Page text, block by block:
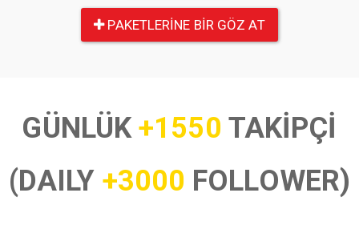
PAKETLERINE BIR GÖZ AT
GÜNLÜK+1550 TAKİPÇİ
(DAILY +3000 FOLLOWER)